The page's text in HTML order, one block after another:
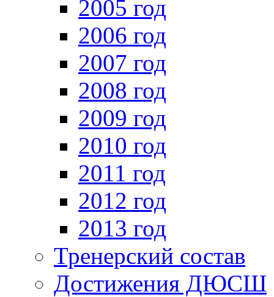
2005 год
2006 год
2007 год
2008 год
2009 год
2010 год
2011 год
2012 год
2013 год
Тренерский состав
Достижения ДЮСШ